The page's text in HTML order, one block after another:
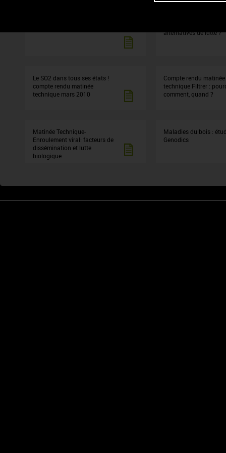
alternatives de lutte ?"
Le SO2 dans tous ses états !
compte rendu matinée
technique mars 2010
Compte rendu matinée
technique Filtrer :
comment, quand ?
Matinée Technique-
Enroulement viral: facteurs de
dissémination et lutte
biologique
Maladies du bois :
Genodics